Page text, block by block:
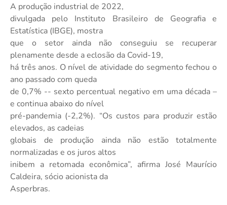
A produção industrial de 2022,
divulgada pelo Instituto Brasileiro de Geografia e
Estatística (IBGE), mostra
que o setor ainda não conseguiu se recuperar
plenamente desde a eclosão da Covid-19,
há três anos. O nível de atividade do segmento fechou o
ano passado com queda
de 0,7% -- sexto percentual negativo em uma década –
e continua abaixo do nível
pré-pandemia (-2,2%). “Os custos para produzir estão
elevados, as cadeias
globais de produção ainda não estão totalmente
normalizadas e os juros altos
inibem a retomada econômica”, afirma José Maurício
Caldeira, sócio acionista da
Asperbras.